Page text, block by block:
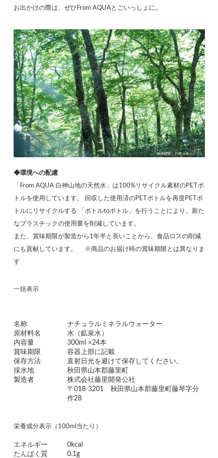
お出かけの際は、ぜひFrom AQUAとごいっしょに。
◆環境への配慮
「From AQUA 白神山地の天然水」は100%リサイクル素材のPETボ
トルを使用しています。 回収した使用済のPETボトルを再度PETボ
トルにリサイクルする 「ボトルtoボトル」を行うことにより、新た
なプラスチックの使用量を削減しています。
また、賞味期限が製造から1年半と長いことから、食品ロスの削減
にも貢献しています。 ※商品のお届け時の賞味期限とは異なりま
す
一括表示
名称
ナチュラルミネラルウォーター
原材料名
水（鉱泉水）
内容量
300ml ×24本
賞味期限
容器上部に記載
保存方法
直射日光を避けて保存してください。
採水地
秋田県山本郡藤里町
製造者
株式会社藤里開発公社
〒018-3201 秋田県山本郡藤里町藤琴字分
作28
栄養成分表示（100ml当たり）
エネルギー
0kcal
たんぱく質
0.1g